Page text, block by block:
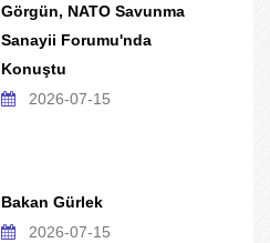
Görgün, NATO Savunma
Sanayii Forumu'nda
Konuştu
2026-07-15
Bakan Gürlek
2026-07-15